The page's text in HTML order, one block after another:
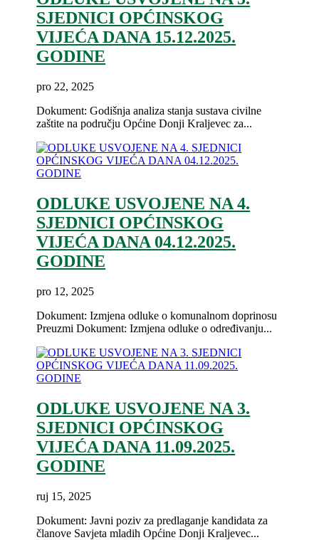
SJEDNICI OPĆINSKOG
VIJEĆA DANA 15.12.2025.
GODINE
pro 22, 2025
Dokument: Godišnja analiza stanja sustava civilne
zaštite na području Općine Donji Kraljevec za...
ODLUKE USVOJENE NA 4.
SJEDNICI OPĆINSKOG
VIJEĆA DANA 04.12.2025.
GODINE
pro 12, 2025
Dokument: Izmjena odluke o komunalnom doprinosu
Preuzmi Dokument: Izmjena odluke o određivanju...
ODLUKE USVOJENE NA 3.
SJEDNICI OPĆINSKOG
VIJEĆA DANA 11.09.2025.
GODINE
ruj 15, 2025
Dokument: Javni poziv za predlaganje kandidata za
članove Savjeta mladih Općine Donji Kraljevec...